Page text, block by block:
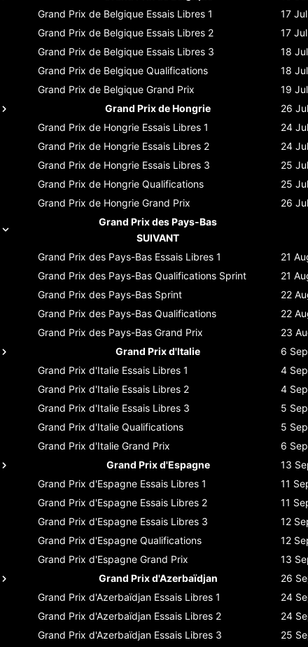
Grand Prix de Belgique Essais Libres 1 17 Jul
Grand Prix de Belgique Essais Libres 2 17 Jul
Grand Prix de Belgique Essais Libres 3 18 Jul
Grand Prix de Belgique Qualifications 18 Jul
Grand Prix de Belgique Grand Prix 19 Jul
Grand Prix de Hongrie
26 Jul
Grand Prix de Hongrie Essais Libres 1 24 Jul
Grand Prix de Hongrie Essais Libres 2 24 Jul
Grand Prix de Hongrie Essais Libres 3 25 Jul
Grand Prix de Hongrie Qualifications 25 Jul
Grand Prix de Hongrie Grand Prix 26 Jul
Grand Prix des Pays-Bas
SUIVANT
Grand Prix des Pays-Bas Essais Libres 1 21
Grand Prix des Pays-Bas Qualifications Sprint 21
Grand Prix des Pays-Bas Sprint 22
Grand Prix des Pays-Bas Qualifications 22
Grand Prix des Pays-Bas Grand Prix 23
Grand Prix d'Italie
6 Sep
Grand Prix d'Italie Essais Libres 1 4 Sep
Grand Prix d'Italie Essais Libres 2 4 Sep
Grand Prix d'Italie Essais Libres 3 5 Sep
Grand Prix d'Italie Qualifications 5 Sep
Grand Prix d'Italie Grand Prix 6 Sep
Grand Prix d'Espagne
13
Grand Prix d'Espagne Essais Libres 1 11
Grand Prix d'Espagne Essais Libres 2 11
Grand Prix d'Espagne Essais Libres 3 12
Grand Prix d'Espagne Qualifications 12
Grand Prix d'Espagne Grand Prix 13
Grand Prix d'Azerbaïdjan
26
Grand Prix d'Azerbaïdjan Essais Libres 1 24
Grand Prix d'Azerbaïdjan Essais Libres 2 24
Grand Prix d'Azerbaïdjan Essais Libres 3 25